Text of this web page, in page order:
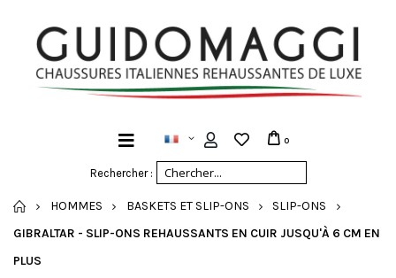
Rechercher :
0
ACCUEIL
HOMMES BASKETS ET SLIP-ONS
SLIP-ONS
GIBRALTAR - SLIP-ONS REHAUSSANTS EN CUIR JUSQU'À 6 CM EN
PLUS